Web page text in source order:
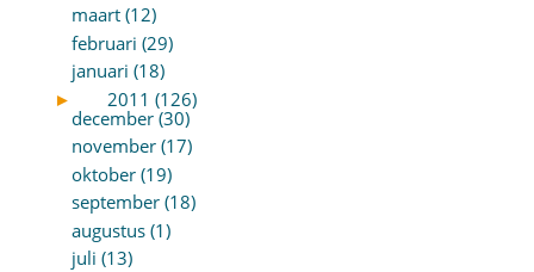
maart (12)
februari (29)
januari (18)
►
2011 (126)
december (30)
november (17)
oktober (19)
september (18)
augustus (1)
juli (13)